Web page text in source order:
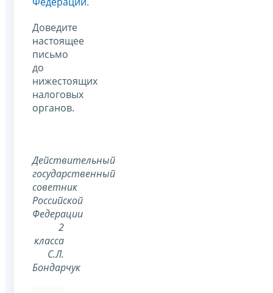
Доведите
настоящее
письмо
до
нижестоящих
налоговых
органов.
Действительный
государственный
советник
Российской
Федерации
2
класса
С.Л.
Бондарчук